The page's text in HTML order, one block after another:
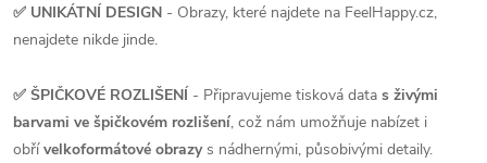
✅ UNIKÁTNÍ DESIGN - Obrazy, které najdete na FeelHappy.cz,
nenajdete nikde jinde.
✅ ŠPIČKOVÉ ROZLIŠENÍ - Připravujeme tisková data s živými
barvami ve špičkovém rozlišení, což nám umožňuje nabízet i
obřívelkoformátové obrazys nádhernými, působivými detaily.